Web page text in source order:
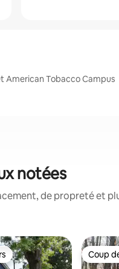
American Tobacco Campus
notées
de propreté et
Coup
Coup